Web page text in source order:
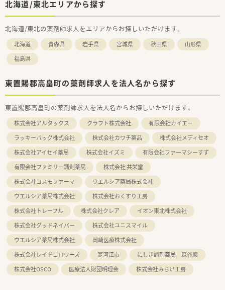
北海道/東北エリアから探す
北海道/東北の薬剤師求人をエリアからお探しいただけます。
北海道 青森県 岩手県 宮城県 秋田県
山形県
福島県
東置賜郡高畠町の薬剤師求人を法人名から探す
東置賜郡高畠町の薬剤師求人を法人名からお探しいただけます。
株式会社アルタックス クラフト株式会社
有限会社カイエー
ラッキーバッグ株式会社
株式会社カワチ薬品
株式会社メディセオ
株式会社アイセイ薬局
株式会社イズミ
有限会社ファーマシーすず
有限会社ファミリー調剤薬局
株式会社 共栄堂
株式会社コスモファーマ
ウエルシア薬局株式会社
ウエルシア薬局株式会社
株式会社おくすり工房
株式会社トレーフル
株式会社クレア
イオン東北株式会社
株式会社グッドネイバー
株式会社ユニスマイル
ウエルシア薬局株式会社
岡崎医療株式会社
株式会社レイドゴロワーズ
寒河江市
にしき調剤薬局 森谷巖
株式会社OSCO
医療法人財団明理会 株式会社みらい工房